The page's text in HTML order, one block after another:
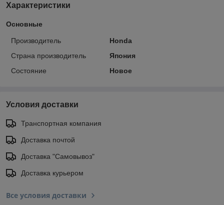
Характеристики
Основные
Производитель
Honda
Страна производитель
Япония
Состояние
Новое
Условия доставки
Транспортная компания
Доставка почтой
Доставка "Самовывоз"
Доставка курьером
Все условия доставки